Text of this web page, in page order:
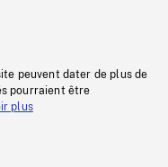
peuvent dater de plus de
pourraient être
plus